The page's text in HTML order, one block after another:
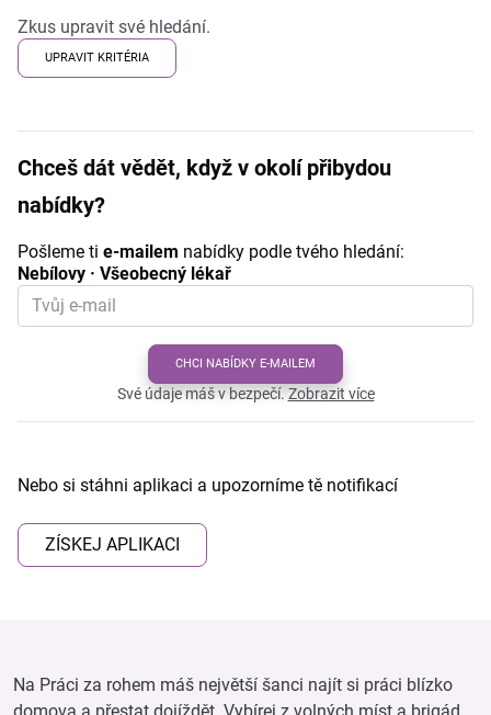
Zkus upravit své hledání.
UPRAVIT KRITÉRIA
Chceš dát vědět, když v okolí přibydou
nabídky?
Pošleme ti e-mailem nabídky podle tvého hledání:
Nebílovy · Všeobecný lékař
CHCI NABÍDKY E-MAILEM
Své údaje máš v bezpečí.Zobrazit více
Nebo si stáhni aplikaci a upozorníme tě notifikací
ZÍSKEJ APLIKACI
Na Práci za rohem máš největší šanci najít si práci blízko
domova a přestat dojíždět. Vybírej z volných míst a brigád